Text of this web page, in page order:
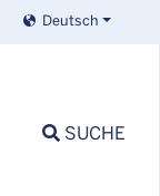
Deutsch
SUCHE